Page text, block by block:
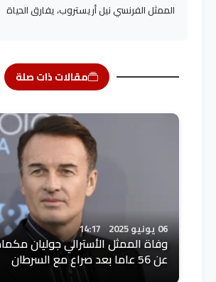
الممثل الفرنسي نيل أريستروب، يفارق
مقالات ذات صلة
06 يونيو 2025 14:17
وفاة الممثل الأسترالي جوليان
عن 56 عاما بعد صراع مع السرطان